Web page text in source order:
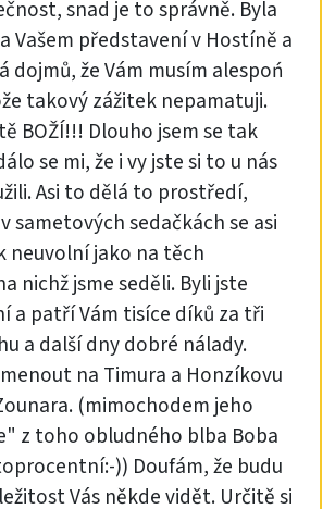
snad je to správně. Byla
Vašem představení v Hostíně a
dojmů, že Vám musím alespoń
takový zážitek nepamatuji.
BOŽÍ!!! Dlouho jsem se tak
se mi, že i vy jste si to u nás
Asi to dělá to prostředí,
sametových sedačkách se asi
neuvolní jako na těch
nichž jsme seděli. Byli jste
a patří Vám tisíce díků za tři
a další dny dobré nálady.
na Timura a Honzíkovu
(mimochodem jeho
z toho obludného blba Boba
)) Doufám, že budu
Vás někde vidět. Určitě si